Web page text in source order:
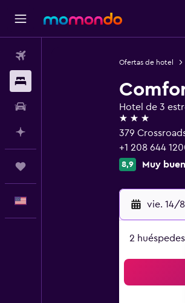
Ofertas de hotel
Hotel de 3
3 estrellas
379
+1 208 644
8,9 Muy
vie. 14/8
2